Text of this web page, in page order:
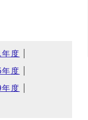
度
度
度